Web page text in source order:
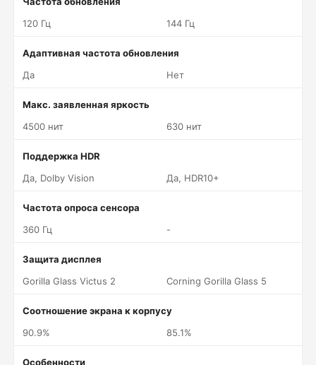
120 Гц
144 Гц
Адаптивная частота обновления
Да
Нет
Макс. заявленная яркость
4500 нит
630 нит
Поддержка HDR
Да, Dolby Vision
Да, HDR10+
Частота опроса сенсора
360 Гц
-
Защита дисплея
Gorilla Glass Victus 2
Corning Gorilla Glass 5
Соотношение экрана к корпусу
90.9%
85.1%
Особенности